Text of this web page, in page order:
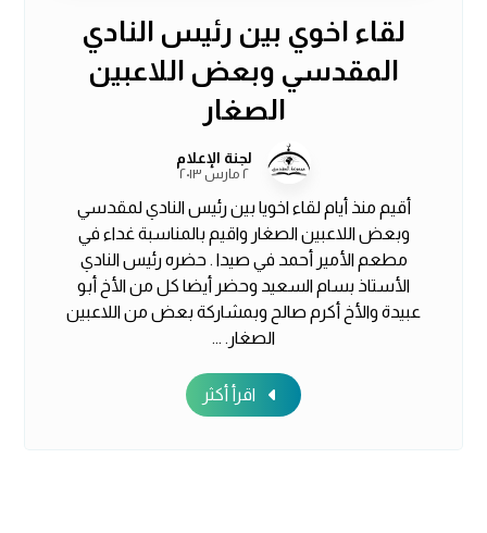
لقاء اخوي بين رئيس النادي
المقدسي وبعض اللاعبين
الصغار
لجنة الإعلام
٢ مارس ٢٠١٣
أقيم منذ أيام لقاء اخويا بين رئيس النادي لمقدسي
وبعض اللاعبين الصغار واقيم بالمناسبة غداء في
مطعم الأمير أحمد في صيدا . حضره رئيس النادي
الأستاذ بسام السعيد وحضر أيضا كل من الأخ أبو
عبيدة والأخ أكرم صالح وبمشاركة بعض من اللاعبين
الصغار. ...
اقرأ أكثر